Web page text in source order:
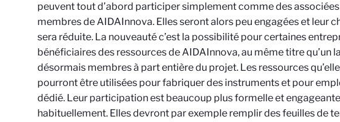
peuvent tout d’abord participer simplement comme des
membres de AIDAInnova. Elles seront alors peu engagées et leur
sera réduite. La nouveauté c’est la possibilité pour certaines
bénéficiaires des ressources de AIDAInnova, au même titre qu’un
désormais membres à part entière du projet. Les ressources
pourront être utilisées pour fabriquer des instruments et pour
dédié. Leur participation est beaucoup plus formelle et
habituellement. Elles devront par exemple remplir des feuilles de